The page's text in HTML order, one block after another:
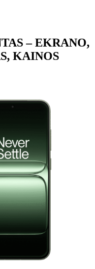
– EKRANO,
KAINOS